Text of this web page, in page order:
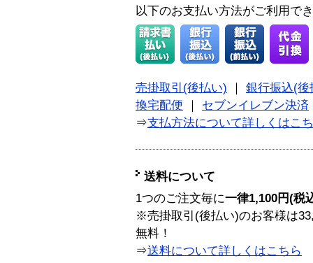
以下のお支払い方法がご利用で
売掛取引(後払い) ｜ 銀行振込(後
換宅配便 ｜ セブンイレブン決済
⇒支払方法について詳しくはこ
送料について
1つのご注文毎に一律1,100円(税
※売掛取引(後払い)のお客様は
無料！
⇒送料について詳しくはこちら